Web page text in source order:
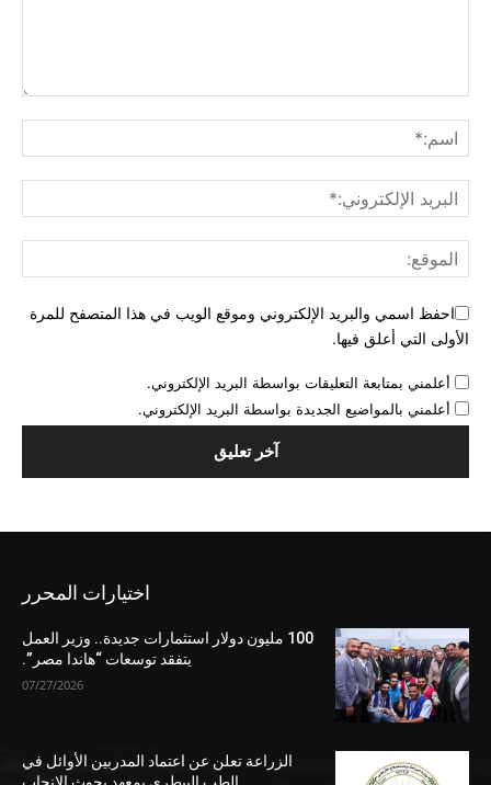
احفظ اسمي والبريد الإلكتروني وموقع الويب في هذا المتصفح للمرة
الأولى التي أعلق فيها.
أعلمني بمتابعة التعليقات بواسطة البريد الإلكتروني.
أعلمني بالمواضيع الجديدة بواسطة البريد الإلكتروني.
اختيارات المحرر
100 مليون دولار استثمارات جديدة.. وزير العمل
يتفقد توسعات “هاندا مصر”.
07/27/2026
الزراعة تعلن عن اعتماد المدربين الأوائل في
الطب البيطري بمعهد بحوث الإنجاب